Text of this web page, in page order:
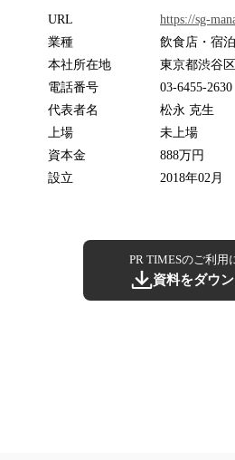
URL
https://sg-
業種
飲食店・宿
本社所在地
東京都渋谷
電話番号
03-6455-2630
代表者名
松永 克生
上場
未上場
資本金
888万円
設立
2018年02月
PR TIMESのご利用
資料をダウ